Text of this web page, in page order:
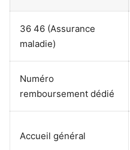
36 46 (Assurance
maladie)
Numéro
remboursement dédié
Accueil général